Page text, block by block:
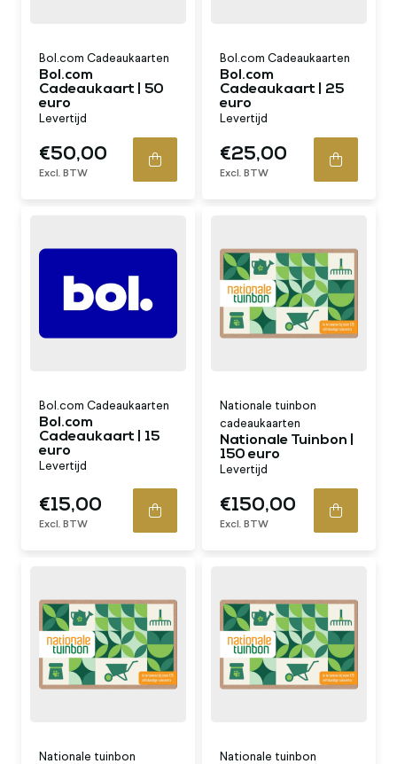
Bol.com Cadeaukaarten
Bol.com
Cadeaukaart | 50
euro
Levertijd
€50,00
Excl. BTW
Bol.com Cadeaukaarten
Bol.com
Cadeaukaart | 25
euro
Levertijd
€25,00
Excl. BTW
Bol.com Cadeaukaarten
Bol.com
Cadeaukaart | 15
euro
Levertijd
€15,00
Excl. BTW
Nationale tuinbon
cadeaukaarten
Nationale Tuinbon |
150 euro
Levertijd
€150,00
Excl. BTW
Nationale tuinbon
Nationale tuinbon